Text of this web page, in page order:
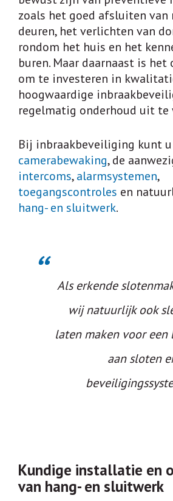
zoals het goed afsluiten van
deuren, het verlichten van
rondom het huis en het
buren. Maar daarnaast is
om te investeren in
hoogwaardige
regelmatig onderhoud uit te
Bij inbraakbeveiliging kunt u
camerabewaking, de
intercoms,alarmsystemen,
toegangscontroles en
hang- en sluitwerk.
Als erkende
wij natuurlijk ook
laten maken voor een
aan sloten
Kundige installatie en
van hang- en sluitwerk